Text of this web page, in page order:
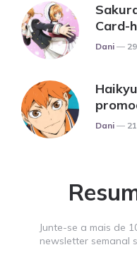
Card-
Posted
Dani
Posted
Dani
Junte-se a mais de
newsletter semanal